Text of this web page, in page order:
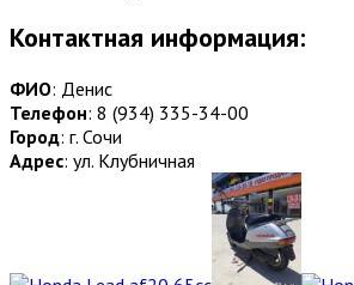
Контактная информация:
ФИО: Денис
Телефон: 8 (934) 335-34-00
Город: г. Сочи
Адрес: ул. Клубничная